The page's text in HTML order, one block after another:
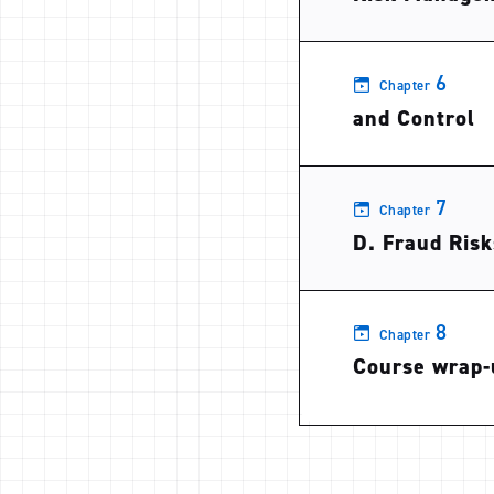
Chapter 6
and Control
Chapter 7
D. Fraud
Chapter 8
Course